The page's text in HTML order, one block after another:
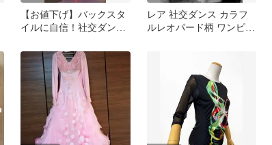
【お値下げ】バックスタ
イルに自信！社交ダン
ス デモドレス
レア 社交ダンス カラフ
ルレオパード柄 ワンピー